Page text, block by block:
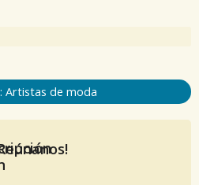
Artistas de moda